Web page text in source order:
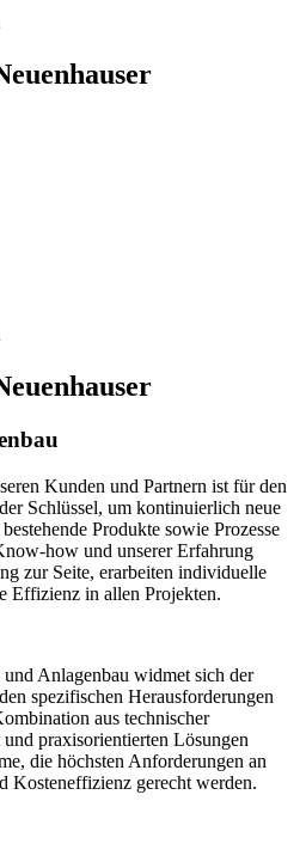
Kunden und Partnern ist für den
Schlüssel, um kontinuierlich neue
Produkte sowie Prozesse
how und unserer Erfahrung
zur Seite, erarbeiten individuelle
Effizienz in allen Projekten.
Anlagenbau widmet sich der
spezifischen Herausforderungen
aus technischer
praxisorientierten Lösungen
die höchsten Anforderungen an
Kosteneffizienz gerecht werden.